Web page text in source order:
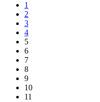
1
2
3
4
5
6
7
8
9
10
11